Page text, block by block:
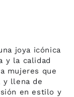
joya icónica
y la calidad
mujeres que
y llena de
en estilo y